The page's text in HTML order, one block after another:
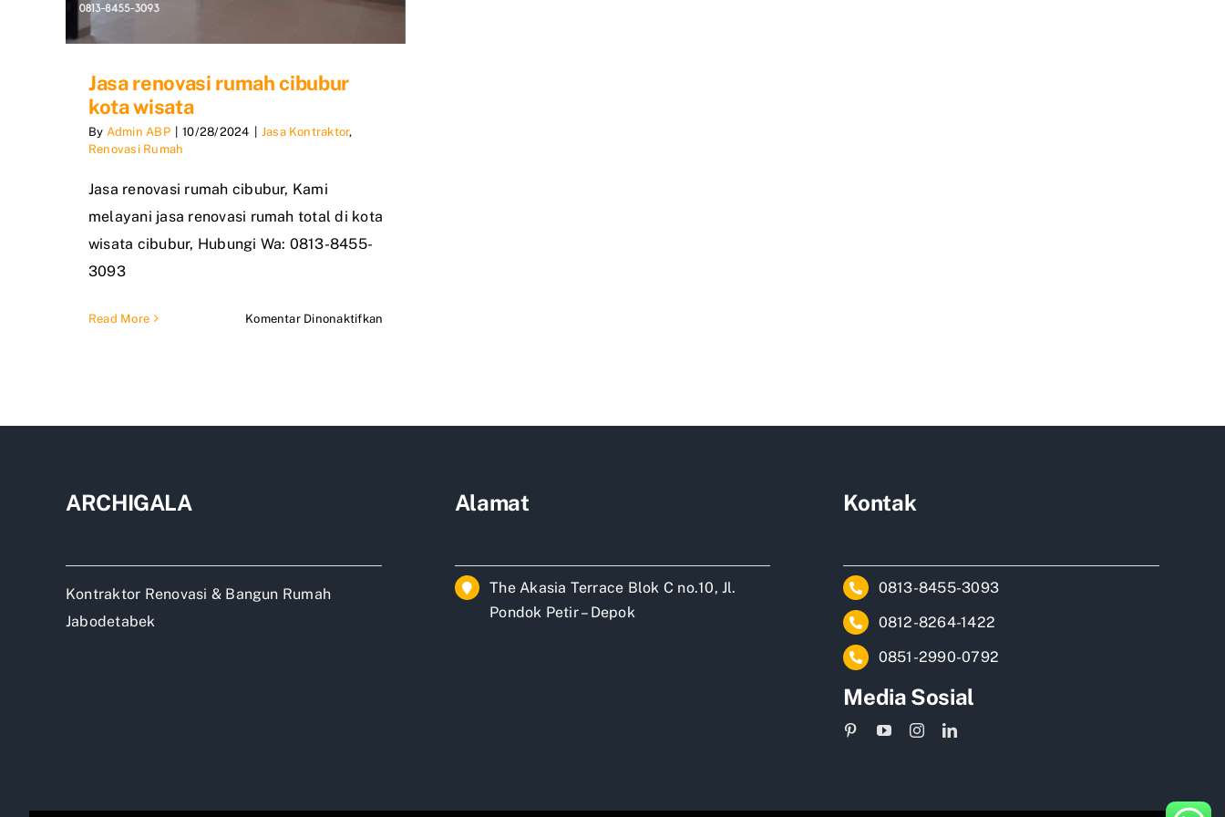
Jasa renovasi rumah cibubur
kota wisata
By Admin ABP 10/28/2024 Jasa Kontraktor,
Renovasi Rumah
Jasa renovasi rumah cibubur, Kami
melayani jasa renovasi rumah total di kota
wisata cibubur, Hubungi Wa: 0813-8455-
3093
Read More Komentar Dinonaktifkan
kota
ARCHIGALA
Kontraktor Renovasi & Bangun Rumah
Jabodetabek
Alamat
The Akasia Terrace Blok C no.10, Jl.
Pondok Petir – Depok
Kontak
0813-8455-3093
0812-8264-1422
0851-2990-0792
Media Sosial